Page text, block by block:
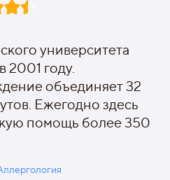
университета
2001 году.
объединяет 32
Ежегодно здесь
помощь более 350